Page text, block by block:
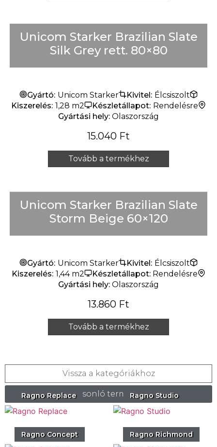
Unicom Starker Brazilian Slate
Silk Grey rett. 80×80
Gyártó: Unicom Starker Kivitel: Élcsiszolt
Kiszerelés: 1,28 m2 Készletállapot: Rendelésre
Gyártási hely: Olaszország
15.040 Ft
Tovább a termékhez
Unicom Starker Brazilian Slate
Storm Beige 60×120
Gyártó: Unicom Starker Kivitel: Élcsiszolt
Kiszerelés: 1,44 m2 Készletállapot: Rendelésre
Gyártási hely: Olaszország
13.860 Ft
Tovább a termékhez
Vissza a kategóriákhoz
Hasonló termékek
Ragno Replace Ragno Studio
Ragno Concept Ragno Richmond